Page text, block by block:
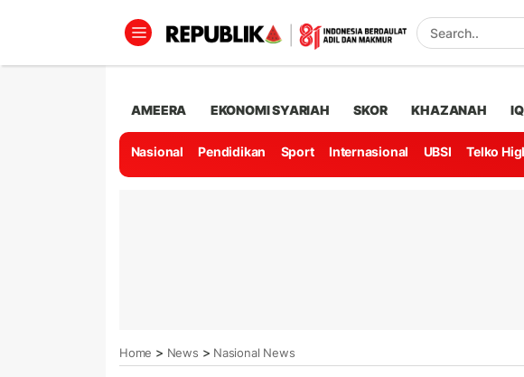
AMEERA EKONOMI SYARIAH SKOR KHAZANAH
Nasional Pendidikan Sport Internasional UBSI Telko
Home > News > Nasional News